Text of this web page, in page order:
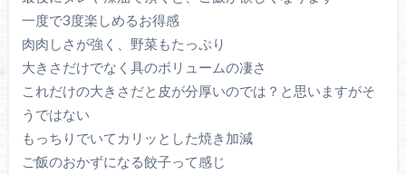
一度で3度楽しめるお得感
肉肉しさが強く、野菜もたっぷり
大きさだけでなく具のボリュームの凄さ
これだけの大きさだと皮が分厚いのでは？と思いますがそ
うではない
もっちりでいてカリッとした焼き加減
ご飯のおかずになる餃子って感じ